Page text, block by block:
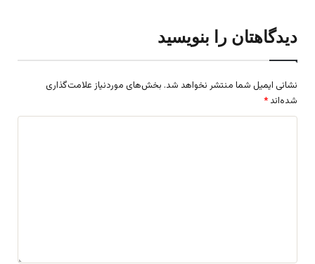
دیدگاهتان را بنویسید
نشانی ایمیل شما منتشر نخواهد شد. بخش‌های موردنیاز علامت‌گذاری
شده‌اند *